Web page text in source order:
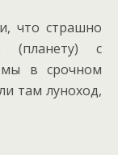
что страшно
(планету) с
мы в срочном
там луноход,